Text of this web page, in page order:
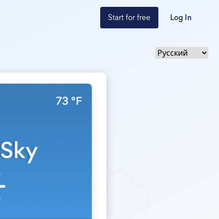
Start for free Log In